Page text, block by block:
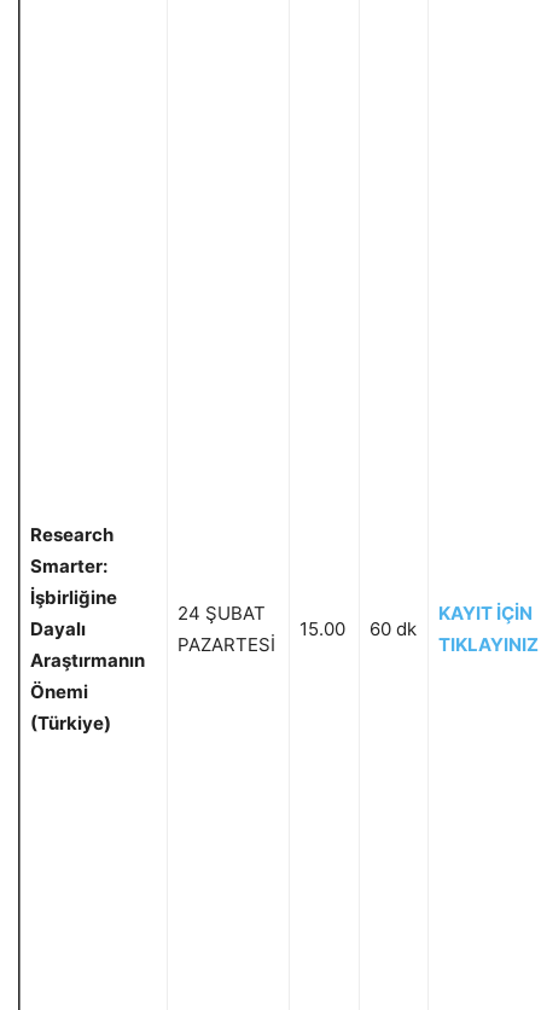
Research
Smarter:
İşbirliğine
Dayalı
Araştırmanın
Önemi
(Türkiye)
24 ŞUBAT
PAZARTESİ
15.00 60 dk
KAYIT İÇİN
TIKLAYINIZ